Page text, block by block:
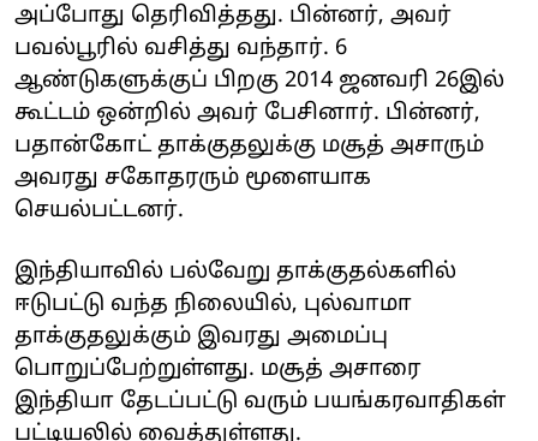
அப்போது தெரிவித்தது. பின்னர், அவர்
பவல்பூரில் வசித்து வந்தார். 6
ஆண்டுகளுக்குப் பிறகு 2014 ஜனவரி 26இல்
கூட்டம் ஒன்றில் அவர் பேசினார். பின்னர்,
பதான்கோட் தாக்குதலுக்கு மசூத் அசாரும்
அவரது சகோதரரும் மூளையாக
செயல்பட்டனர்.
இந்தியாவில் பல்வேறு தாக்குதல்களில்
ஈடுபட்டு வந்த நிலையில், புல்வாமா
தாக்குதலுக்கும் இவரது அமைப்பு
பொறுப்பேற்றுள்ளது. மசூத் அசாரை
இந்தியா தேடப்பட்டு வரும் பயங்கரவாதிகள்
பட்டியலில் வைத்துள்ளது.